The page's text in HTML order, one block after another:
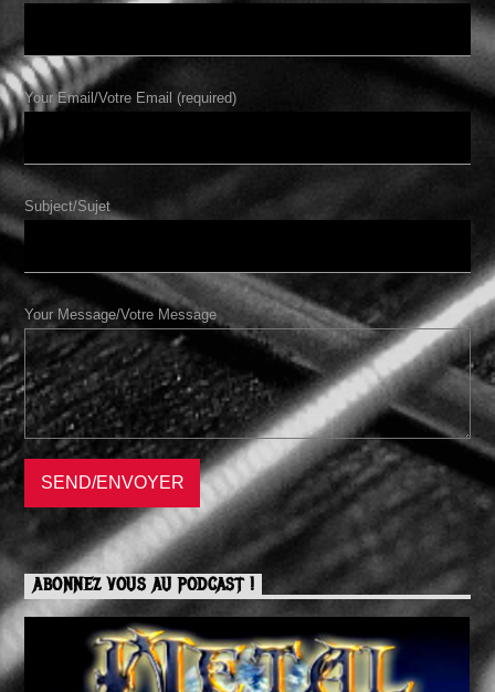
Your Email/Votre Email (required)
Subject/Sujet
Your Message/Votre Message
ABONNEZ VOUS AU PODCAST !